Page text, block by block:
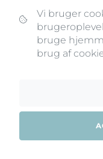
Plyometrisk
af det mest
og efter
Vi bruger
bruge
brug af